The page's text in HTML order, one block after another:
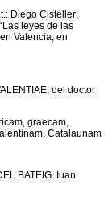
Diego Cisteller:
leyes de las
Valencia, en
del doctor
graecam,
Catalaunam
BATEIG. Iuan